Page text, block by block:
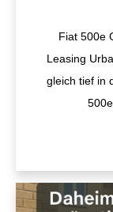
Fiat 500e
Leasing
gleich tief in